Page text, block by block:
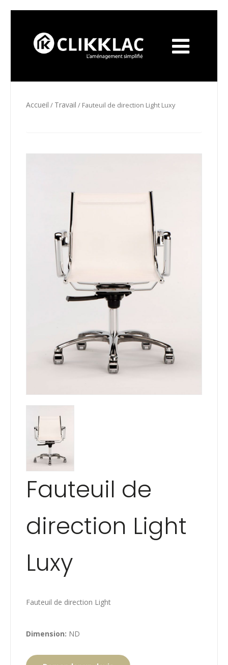
Accueil / Travail / Fauteuil de direction Light Luxy
Fauteuil de
direction Light
Luxy
Fauteuil de direction Light
Dimension: ND